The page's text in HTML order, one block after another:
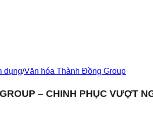
dụng/Văn hóa Thành Đồng Group
– CHINH PHỤC VƯỢT